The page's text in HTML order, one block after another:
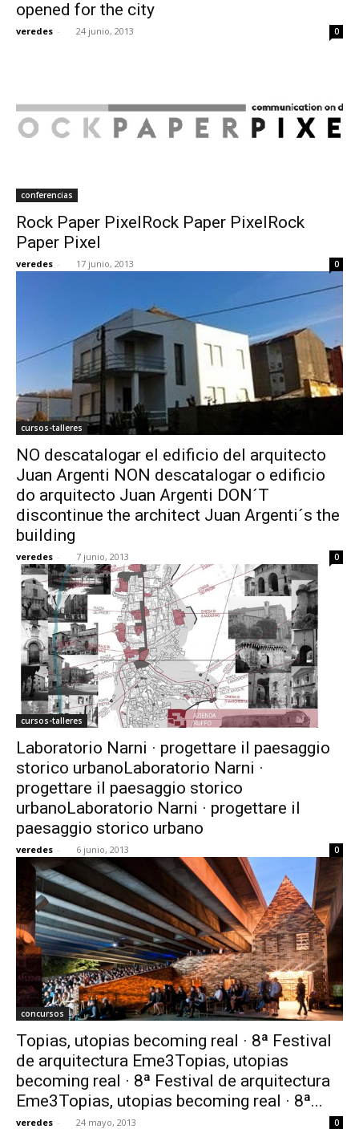
opened for the city
veredes - 24 junio, 2013 0
conferencias
Rock Paper PixelRock Paper PixelRock
Paper Pixel
veredes - 17 junio, 2013 0
cursos-talleres
NO descatalogar el edificio del arquitecto
Juan Argenti NON descatalogar o edificio
do arquitecto Juan Argenti DON´T
discontinue the architect Juan Argenti´s the
building
veredes - 7 junio, 2013 0
cursos-talleres
Laboratorio Narni · progettare il paesaggio
storico urbanoLaboratorio Narni ·
progettare il paesaggio storico
urbanoLaboratorio Narni · progettare il
paesaggio storico urbano
veredes - 6 junio, 2013 0
concursos
Topias, utopias becoming real · 8ª Festival
de arquitectura Eme3Topias, utopias
becoming real · 8ª Festival de arquitectura
Eme3Topias, utopias becoming real · 8ª...
veredes - 24 mayo, 2013 0